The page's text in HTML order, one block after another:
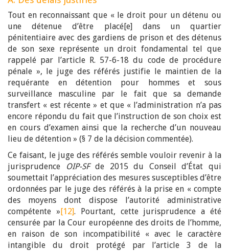
Tout en reconnaissant que « le droit pour un détenu ou
une détenue d’être placé[e] dans un quartier
pénitentiaire avec des gardiens de prison et des détenus
de son sexe représente un droit fondamental tel que
rappelé par l’article R. 57-6-18 du code de procédure
pénale », le juge des référés justifie le maintien de la
requérante en détention pour hommes et sous
surveillance masculine par le fait que sa demande
transfert « est récente » et que « l’administration n’a pas
encore répondu du fait que l’instruction de son choix est
en cours d’examen ainsi que la recherche d’un nouveau
lieu de détention » (§ 7 de la décision commentée).
Ce faisant, le juge des référés semble vouloir revenir à la
jurisprudence
OIP-SFde 2015 du Conseil d’État qui
soumettait l’appréciation des mesures susceptibles d’être
ordonnées par le juge des référés à la prise en « compte
des moyens dont dispose l’autorité administrative
compétente »[12]. Pourtant, cette jurisprudence a été
censurée par la Cour européenne des droits de l’homme,
en raison de son incompatibilité « avec le caractère
intangible du droit protégé par l’article 3 de la